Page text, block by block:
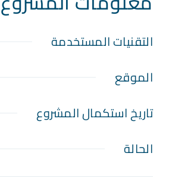
التقنيات المستخدمة
الموقع
تاريخ استكمال المشروع
الحالة